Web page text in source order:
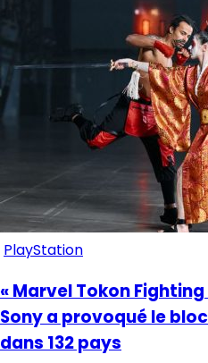
PlayStation
« Marvel Tokon
Sony a provoqué le
dans 132 pays